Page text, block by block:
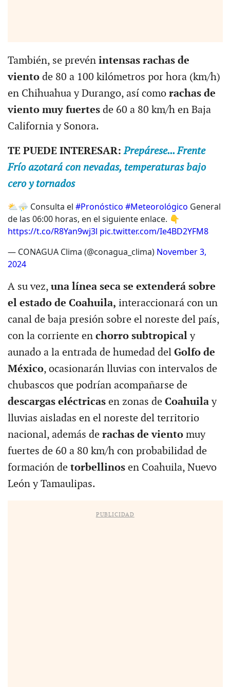
También, se prevénintensas rachas de
vientode 80 a 100 kilómetros por hora (km/h)
en Chihuahua y Durango, así como rachas de
viento muy fuertes de 60 a 80 km/h en Baja
California y Sonora.
TE PUEDE INTERESAR:Prepárese... Frente
Frío azotará con nevadas, temperaturas bajo
cero y tornados
⛅️⛈️ Consulta el #Pronóstico #Meteorológico General
de las 06:00 horas, en el siguiente enlace. 👇
https://t.co/R8Yan9wj3l pic.twitter.com/Ie4BD2YFM8
— CONAGUA Clima (@conagua_clima) November 3,
2024
A su vez, una línea seca se extenderá sobre
el estado de Coahuila, interaccionará con un
canal de baja presión sobre el noreste del país,
con la corriente enchorro subtropicaly
aunado a la entrada de humedad del Golfo de
México, ocasionarán lluvias con intervalos de
chubascos que podrían acompañarse de
descargas eléctricas en zonas de Coahuilay
lluvias aisladas en el noreste del territorio
nacional, además derachas de vientomuy
fuertes de 60 a 80 km/h con probabilidad de
formación de torbellinosen Coahuila, Nuevo
León y Tamaulipas.
PUBLICIDAD